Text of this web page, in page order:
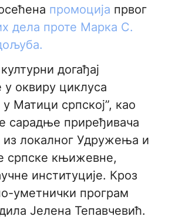
промоција првог
дела проте Марка С.
догађај
у оквиру циклуса
Матици српској”, као
сарадње приређивача
локалног Удружења и
српске књижевне,
институције. Кроз
уметнички програм
Јелена Тепавчевић.